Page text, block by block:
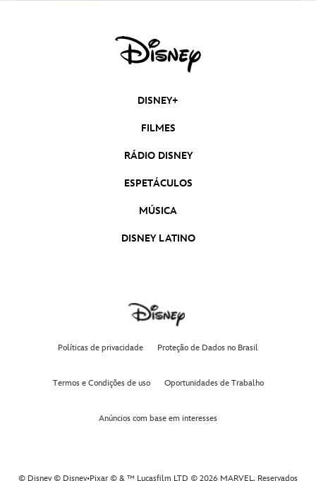
Mulher-Hulk: Defensora de Heróis | Estreia
Celebremos a Amizade
Cachinhos Dourados e Ursinho
Julho Amizabuloso
Spidey e Seus Amigos Espetaculares: Novos
DISNEY+
FILMES
RÁDIO DISNEY
ESPETÁCULOS
MÚSICA
DISNEY LATINO
Políticas de privacidade Proteção de Dados no Brasil
Termos e Condições de uso Oportunidades de Trabalho
Anúncios com base em interesses
© Disney © Disney•Pixar © & ™ Lucasfilm LTD © 2026 MARVEL. Reservados